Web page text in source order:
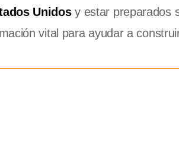
Unidosy estar preparados
vital para ayudar a